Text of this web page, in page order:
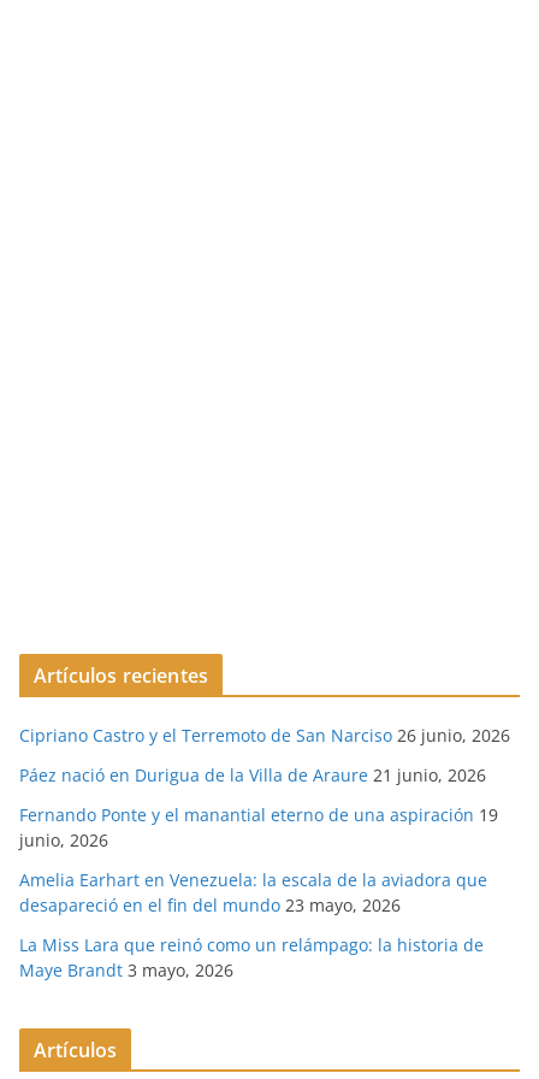
Artículos recientes
Cipriano Castro y el Terremoto de San Narciso 26 junio, 2026
Páez nació en Durigua de la Villa de Araure 21 junio, 2026
Fernando Ponte y el manantial eterno de una aspiración 19
junio, 2026
Amelia Earhart en Venezuela: la escala de la aviadora que
desapareció en el fin del mundo 23 mayo, 2026
La Miss Lara que reinó como un relámpago: la historia de
Maye Brandt 3 mayo, 2026
Artículos